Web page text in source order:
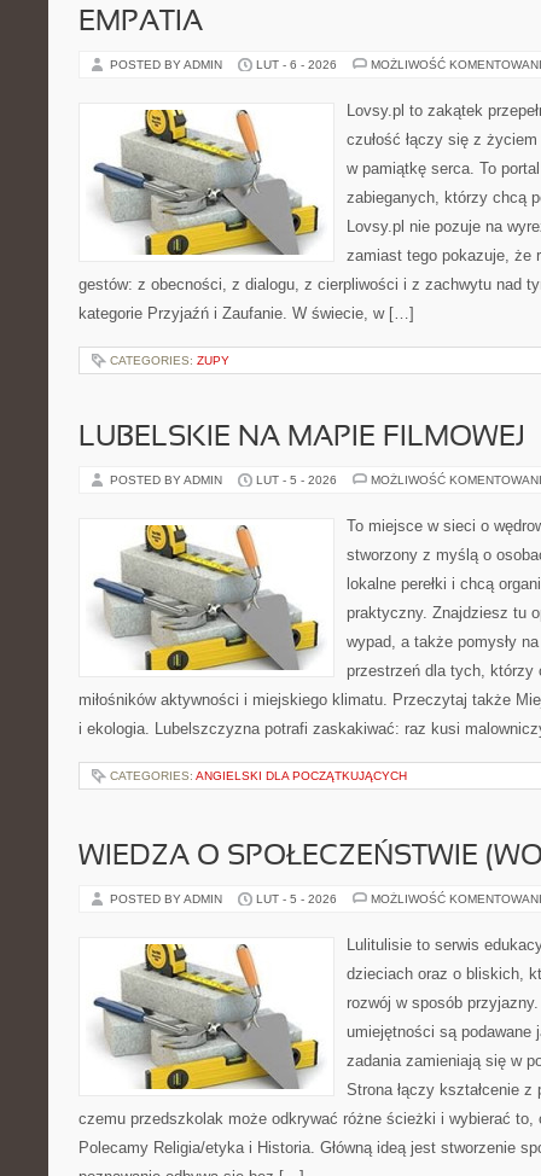
EMPATIA
POSTED BY ADMIN LUT - 6 - 2026 MOŻLIWOŚĆ
Lovsy.pl to zakątek
czułość łączy się z
w pamiątkę serca. To
zabieganych, którzy chcą
Lovsy.pl nie pozuje na
zamiast tego pokazuje, że
gestów: z obecności, z dialogu, z cierpliwości i z zachwytu nad
kategorie Przyjaźń i Zaufanie. W świecie, w […]
CATEGORIES: ZUPY
LUBELSKIE NA MAPIE FILMOWEJ
POSTED BY ADMIN LUT - 5 - 2026 MOŻLIWOŚĆ
To miejsce w sieci o
stworzony z myślą o
lokalne perełki i chcą
praktyczny. Znajdziesz tu
wypad, a także pomysły
przestrzeń dla tych, którzy
miłośników aktywności i miejskiego klimatu. Przeczytaj także
i ekologia. Lubelszczyzna potrafi zaskakiwać: raz kusi
CATEGORIES: ANGIELSKI DLA POCZĄTKUJĄCYCH
WIEDZA O SPOŁECZEŃSTWIE
POSTED BY ADMIN LUT - 5 - 2026 MOŻLIWOŚĆ
Lulitulisie to serwis
dzieciach oraz o bliskich,
rozwój w sposób
umiejętności są podawane
zadania zamieniają się w
Strona łączy kształcenie z
czemu przedszkolak może odkrywać różne ścieżki i wybierać to,
Polecamy Religia/etyka i Historia. Główną ideą jest stworzenie